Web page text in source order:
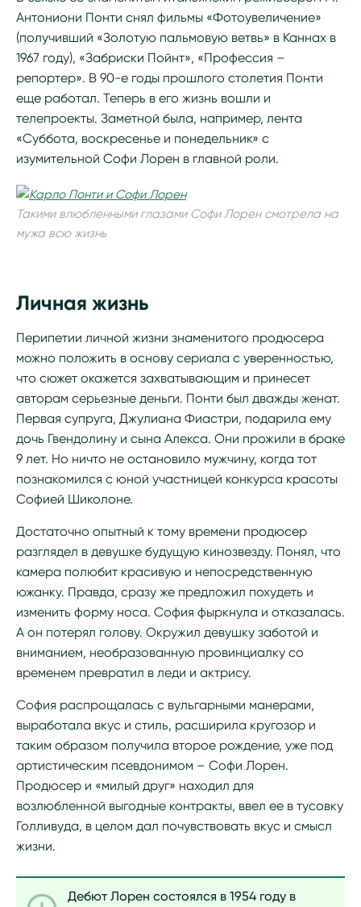
Антониони Понти снял фильмы «Фотоувеличение»
(получивший «Золотую пальмовую ветвь» в Каннах в
1967 году), «Забриски Пойнт», «Профессия –
репортер». В 90-е годы прошлого столетия Понти
еще работал. Теперь в его жизнь вошли и
телепроекты. Заметной была, например, лента
«Суббота, воскресенье и понедельник» с
изумительной Софи Лорен в главной роли.
Такими влюбленными глазами Софи Лорен смотрела на
мужа всю жизнь
Личная жизнь
Перипетии личной жизни знаменитого продюсера
можно положить в основу сериала с уверенностью,
что сюжет окажется захватывающим и принесет
авторам серьезные деньги. Понти был дважды женат.
Первая супруга, Джулиана Фиастри, подарила ему
дочь Гвендолину и сына Алекса. Они прожили в браке
9 лет. Но ничто не остановило мужчину, когда тот
познакомился с юной участницей конкурса красоты
Софией Шиколоне.
Достаточно опытный к тому времени продюсер
разглядел в девушке будущую кинозвезду. Понял, что
камера полюбит красивую и непосредственную
южанку. Правда, сразу же предложил похудеть и
изменить форму носа. София фыркнула и отказалась.
А он потерял голову. Окружил девушку заботой и
вниманием, необразованную провинциалку со
временем превратил в леди и актрису.
София распрощалась с вульгарными манерами,
выработала вкус и стиль, расширила кругозор и
таким образом получила второе рождение, уже под
артистическим псевдонимом – Софи Лорен.
Продюсер и «милый друг» находил для
возлюбленной выгодные контракты, ввел ее в тусовку
Голливуда, в целом дал почувствовать вкус и смысл
жизни.
Дебют Лорен состоялся в 1954 году в